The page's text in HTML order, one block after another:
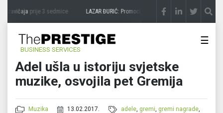
zavičajaprije 3 sedmice LAZAR ĐURIĆ: Promocija potencijal pretvara u destinaciju
BUSINESS SERVICES
☰
Adel ušla u istoriju svjetske
muzike, osvojila pet Gremija
Muzika 13.02.2017. adele, gremi, gremi nagrade,